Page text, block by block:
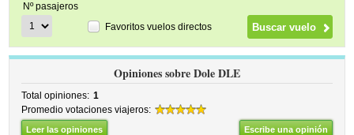
Nº pasajeros
Favoritos vuelos directos
Opiniones sobre Dole DLE
Total opiniones: 1
Promedio votaciones viajeros:
Leer las opiniones Escribe una opinión